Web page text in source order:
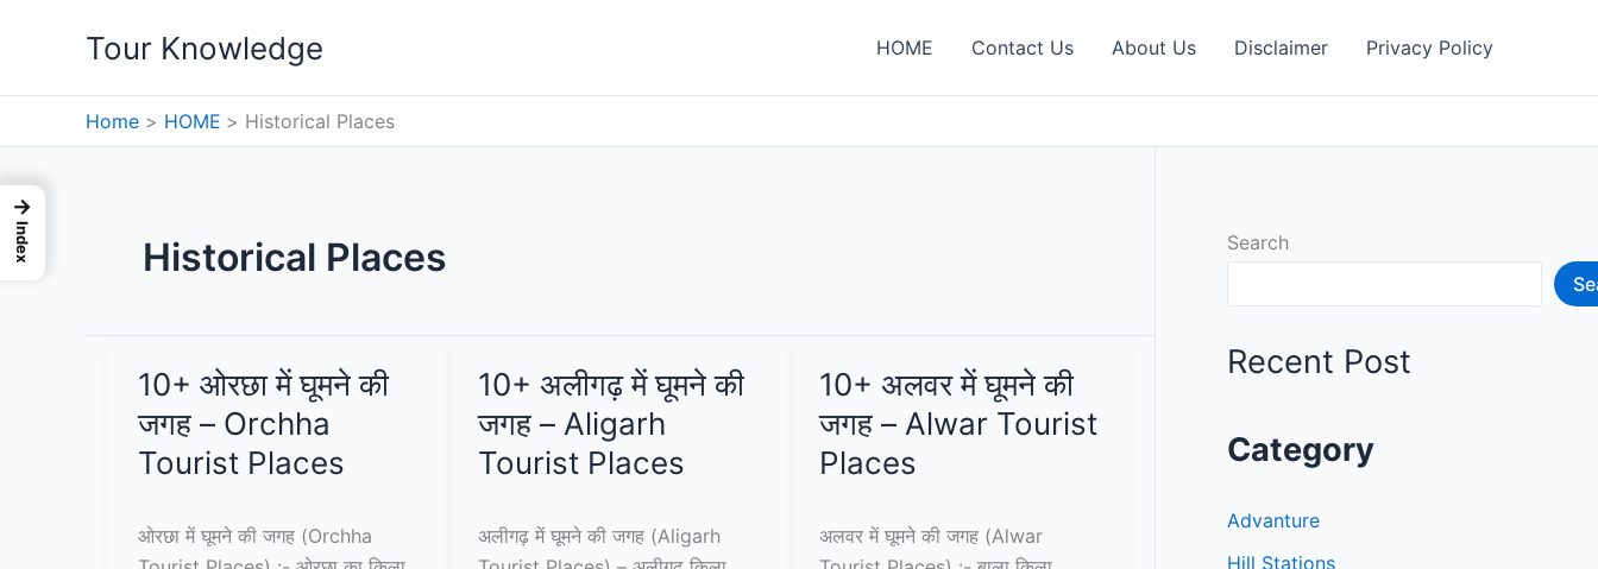
Tour Knowledge HOME Contact Us About Us Disclaimer Privacy Policy
Home HOME Historical Places
Historical Places
10+ ओरछा में घूमने की
जगह – Orchha
Tourist Places
ओरछा में घूमने की जगह (Orchha
10+ अलीगढ़ में घूमने की
जगह – Aligarh
Tourist Places
अलीगढ़ में घूमने की जगह (Aligarh
10+ अलवर में घूमने की
जगह – Alwar Tourist
Places
अलवर में घूमने की जगह (Alwar
Search
Recent Post
Category
Advanture
Hill Stations
→
Index